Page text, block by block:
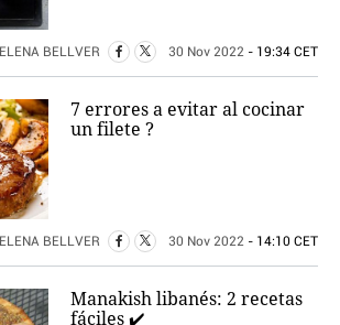
ELENA BELLVER 30 Nov 2022 - 19:34 CET
7 errores a evitar al cocinar
un filete ?
ELENA BELLVER 30 Nov 2022 - 14:10 CET
Manakish libanés: 2 recetas
fáciles ✔️